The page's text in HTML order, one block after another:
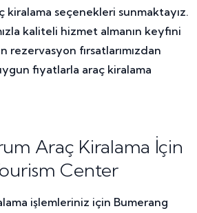
seçenekleri sunmaktayız.
kaliteli hizmet almanın keyfini
rezervasyon fırsatlarımızdan
fiyatlarla araç kiralama
Araç Kiralama İçin
Center
işlemleriniz için Bumerang